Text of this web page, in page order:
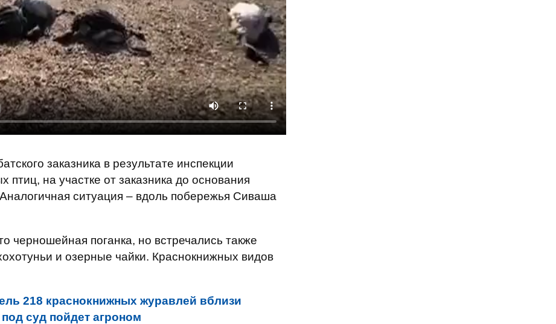
заказника в результате инспекции
на участке от заказника до основания
ситуация – вдоль побережья Сиваша
черношейная поганка, но встречались также
и озерные чайки. Краснокнижных видов
218 краснокнижных журавлей вблизи
суд пойдет агроном